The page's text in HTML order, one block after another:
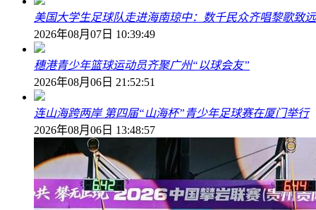
美国大学生足球队走进海南琼中：数千民众齐唱黎歌致
2026年08月07日 10:39:49
穗港青少年篮球运动员齐聚广州“以球会友”
2026年08月06日 21:52:51
连山海跨两岸 第四届“山海杯”青少年足球赛在厦门举行
2026年08月06日 13:48:57